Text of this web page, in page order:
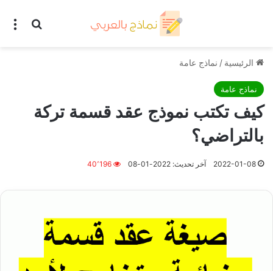
بحث
الرئيسية / نماذج عامة
نماذج عامة
كيف تكتب نموذج عقد قسمة تركة
بالتراضي؟
2022-01-08 آخر تحديث: 2022-01-08 40٬196